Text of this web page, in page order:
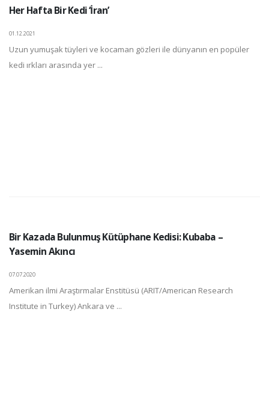
Her Hafta Bir Kedi ‘İran’
01.12.2021
Uzun yumuşak tüyleri ve kocaman gözleri ile dünyanın en popüler
kedi ırkları arasında yer ...
Bir Kazada Bulunmuş Kütüphane Kedisi: Kubaba –
Yasemin Akıncı
07.07.2020
Amerikan ilmi Araştırmalar Enstitüsü (ARIT/American Research
Institute in Turkey) Ankara ve ...